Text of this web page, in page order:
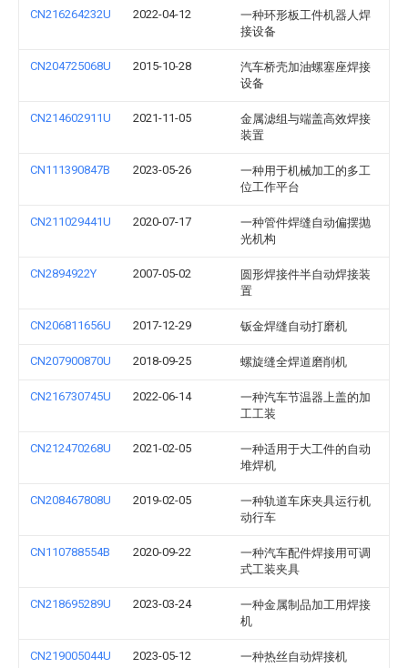
CN216264232U 2022-04-12
一种环形板工件机器人焊
接设备
CN204725068U 2015-10-28
汽车桥壳加油螺塞座焊接
设备
CN214602911U 2021-11-05
金属滤组与端盖高效焊接
装置
CN111390847B 2023-05-26
一种用于机械加工的多工
位工作平台
CN211029441U 2020-07-17
一种管件焊缝自动偏摆抛
光机构
CN2894922Y 2007-05-02
圆形焊接件半自动焊接装
置
CN206811656U 2017-12-29 钣金焊缝自动打磨机
CN207900870U 2018-09-25 螺旋缝全焊道磨削机
CN216730745U 2022-06-14
一种汽车节温器上盖的加
工工装
CN212470268U 2021-02-05
一种适用于大工件的自动
堆焊机
CN208467808U 2019-02-05
一种轨道车床夹具运行机
动行车
CN110788554B 2020-09-22
一种汽车配件焊接用可调
式工装夹具
CN218695289U 2023-03-24
一种金属制品加工用焊接
机
CN219005044U 2023-05-12 一种热丝自动焊接机